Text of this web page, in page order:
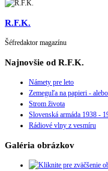
R.F.K.
Šéfredaktor magazínu
Najnovšie od R.F.K.
Námety pre leto
Zemeguľa na papieri -
Strom života
Slovenská armáda 1938 -
Rádiové vlny z vesmíru
Galéria obrázkov